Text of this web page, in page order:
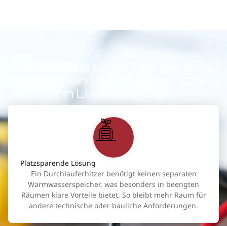
installierten Durchlauferhitzers
in Ludwigsburg
Platzsparende Lösung
Ein Durchlauferhitzer benötigt keinen separaten
Warmwasserspeicher, was besonders in beengten
Räumen klare Vorteile bietet. So bleibt mehr Raum für
andere technische oder bauliche Anforderungen.